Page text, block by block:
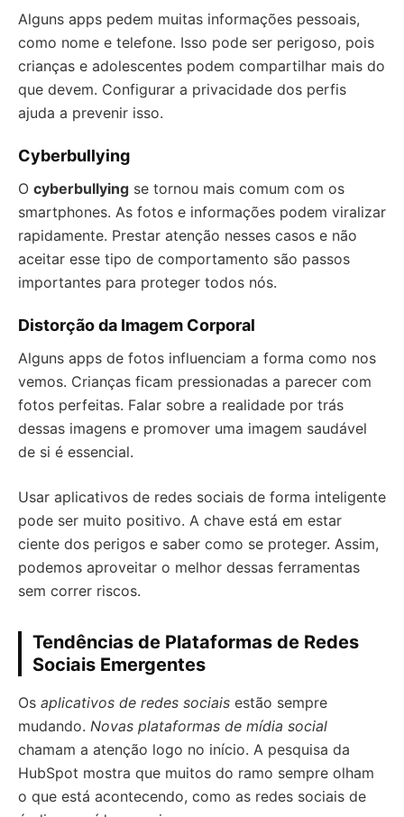
Alguns apps pedem muitas informações pessoais,
como nome e telefone. Isso pode ser perigoso, pois
crianças e adolescentes podem compartilhar mais do
que devem. Configurar a privacidade dos perfis
ajuda a prevenir isso.
Cyberbullying
O cyberbullying se tornou mais comum com os
smartphones. As fotos e informações podem viralizar
rapidamente. Prestar atenção nesses casos e não
aceitar esse tipo de comportamento são passos
importantes para proteger todos nós.
Distorção da Imagem Corporal
Alguns apps de fotos influenciam a forma como nos
vemos. Crianças ficam pressionadas a parecer com
fotos perfeitas. Falar sobre a realidade por trás
dessas imagens e promover uma imagem saudável
de si é essencial.
Usar aplicativos de redes sociais de forma inteligente
pode ser muito positivo. A chave está em estar
ciente dos perigos e saber como se proteger. Assim,
podemos aproveitar o melhor dessas ferramentas
sem correr riscos.
Tendências de Plataformas de Redes
Sociais Emergentes
Os aplicativos de redes sociais estão sempre
mudando. Novas plataformas de mídia social
chamam a atenção logo no início. A pesquisa da
HubSpot mostra que muitos do ramo sempre olham
o que está acontecendo, como as redes sociais de